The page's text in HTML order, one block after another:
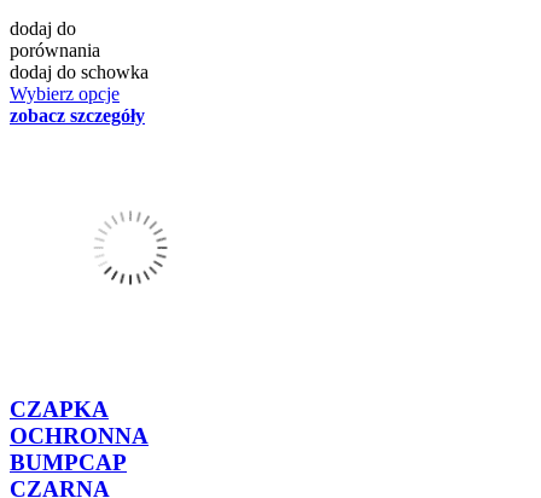
dodaj do
porównania
dodaj do schowka
Wybierz opcje
zobacz szczegóły
CZAPKA
OCHRONNA
BUMPCAP
CZARNA